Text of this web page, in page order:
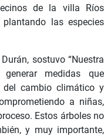
de la villa Ríos
las especies
sostuvo “Nuestra
medidas que
cambio climático y
a niñas,
Estos árboles no
y muy importante,